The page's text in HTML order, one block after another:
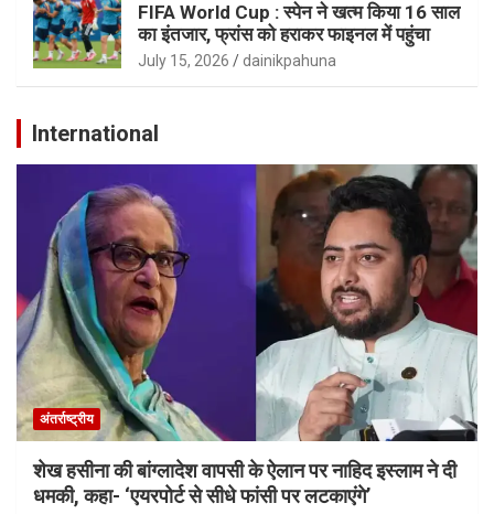
FIFA World Cup : स्पेन ने खत्म किया 16 साल
का इंतजार, फ्रांस को हराकर फाइनल में पहुंचा
July 15, 2026 dainikpahuna
International
अंतर्राष्ट्रीय
शेख हसीना की बांग्लादेश वापसी के ऐलान पर नाहिद इस्लाम ने दी
धमकी, कहा- ‘एयरपोर्ट से सीधे फांसी पर लटकाएंगे’